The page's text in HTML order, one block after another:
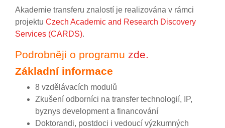
Akademie transferu znalostí je realizována v rámci
projektu Czech Academic and Research Discovery
Services (CARDS).
Podrobněji o programu zde.
Základní informace
8 vzdělávacích modulů
Zkušení odborníci na transfer technologií, IP,
byznys development a financování
Doktorandi, postdoci i vedoucí výzkumných